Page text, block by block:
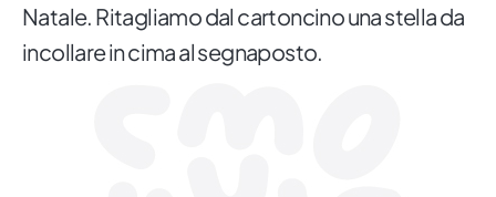
Natale. Ritagliamo dal cartoncino una stella da
incollare in cima al segnaposto.